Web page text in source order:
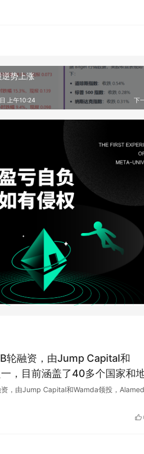
势上涨
下
上午10:24
轮融资，由Jump Capital和
，目前涵盖了40多个国家和
此次融资将有助于BitOasis
球的市场竞争力。
，由Jump Capital和Wamda领投，